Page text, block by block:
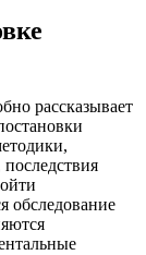
рассказывает
обследование